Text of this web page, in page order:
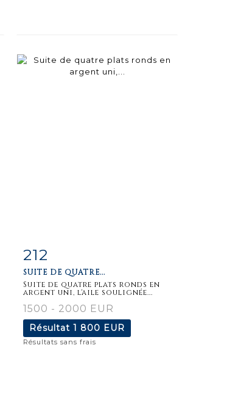
détaillée
212
SUITE DE QUATRE...
Suite de quatre plats ronds en
argent uni, l'aile soulignée...
1500 - 2000 EUR
Résultat 1 800 EUR
Résultats sans frais